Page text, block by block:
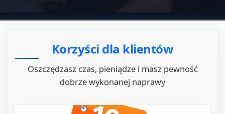
Korzyści dla klientów
Oszczędzasz czas, pieniądze i masz pewność
dobrze wykonanej naprawy